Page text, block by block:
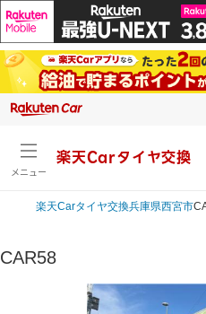
メニュー
楽天Carタイヤ交換
楽天Carタイヤ交換兵庫県西宮市
CAR58